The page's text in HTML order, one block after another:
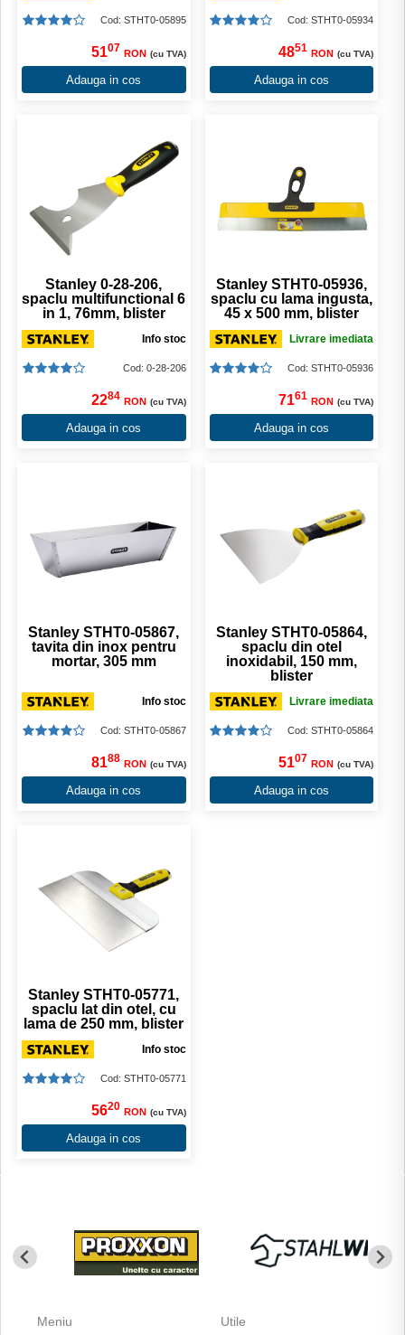
Cod: STHT0-05895
5107 RON (cu TVA)
Adauga in cos
Cod: STHT0-05934
4851 RON (cu TVA)
Adauga in cos
Stanley 0-28-206,
spaclu multifunctional 6
in 1, 76mm, blister
Info stoc
Cod: 0-28-206
2284 RON (cu TVA)
Adauga in cos
Stanley STHT0-05936,
spaclu cu lama ingusta,
45 x 500 mm, blister
Livrare imediata
Cod: STHT0-05936
7161 RON (cu TVA)
Adauga in cos
Stanley STHT0-05867,
tavita din inox pentru
mortar, 305 mm
Info stoc
Cod: STHT0-05867
8188 RON (cu TVA)
Adauga in cos
Stanley STHT0-05864,
spaclu din otel
inoxidabil, 150 mm,
blister
Livrare imediata
Cod: STHT0-05864
5107 RON (cu TVA)
Adauga in cos
Stanley STHT0-05771,
spaclu lat din otel, cu
lama de 250 mm, blister
Info stoc
Cod: STHT0-05771
5620 RON (cu TVA)
Adauga in cos
Meniu Utile